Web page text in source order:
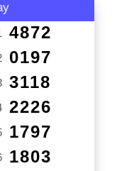
4872
0197
3118
2226
1797
1803